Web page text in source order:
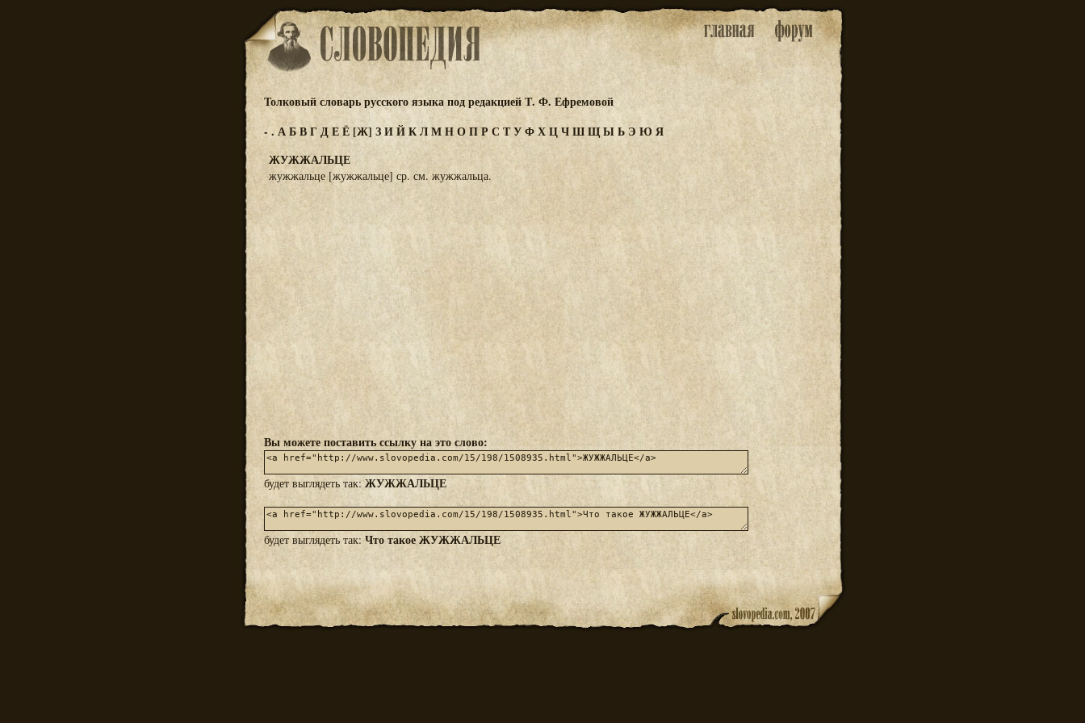
Толковый словарь русского языка под редакцией Т. Ф. Ефремовой
-. АБВГДЕЁ [Ж] ЗИЙКЛМНОПР С ТУФХЦЧШЩЫЬ Э Ю Я
ЖУЖЖАЛЬЦЕ
жужжальце [жужжальце] ср. см. жужжальца.
Вы можете поставить ссылку на это слово:
будет выглядеть так:ЖУЖЖАЛЬЦЕ
будет выглядеть так: Что такое ЖУЖЖАЛЬЦЕ